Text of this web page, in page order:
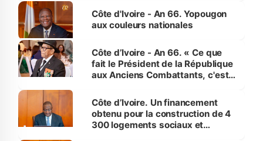
l'Etat de droit pour préserver les
vies humaines »
Côte d'Ivoire - An 66. Yopougon
aux couleurs nationales
Côte d’Ivoire - An 66. « Ce que
fait le Président de la République
aux Anciens Combattants, c'est
Côte d’Ivoire. Un financement
obtenu pour la construction de 4
300 logements sociaux et